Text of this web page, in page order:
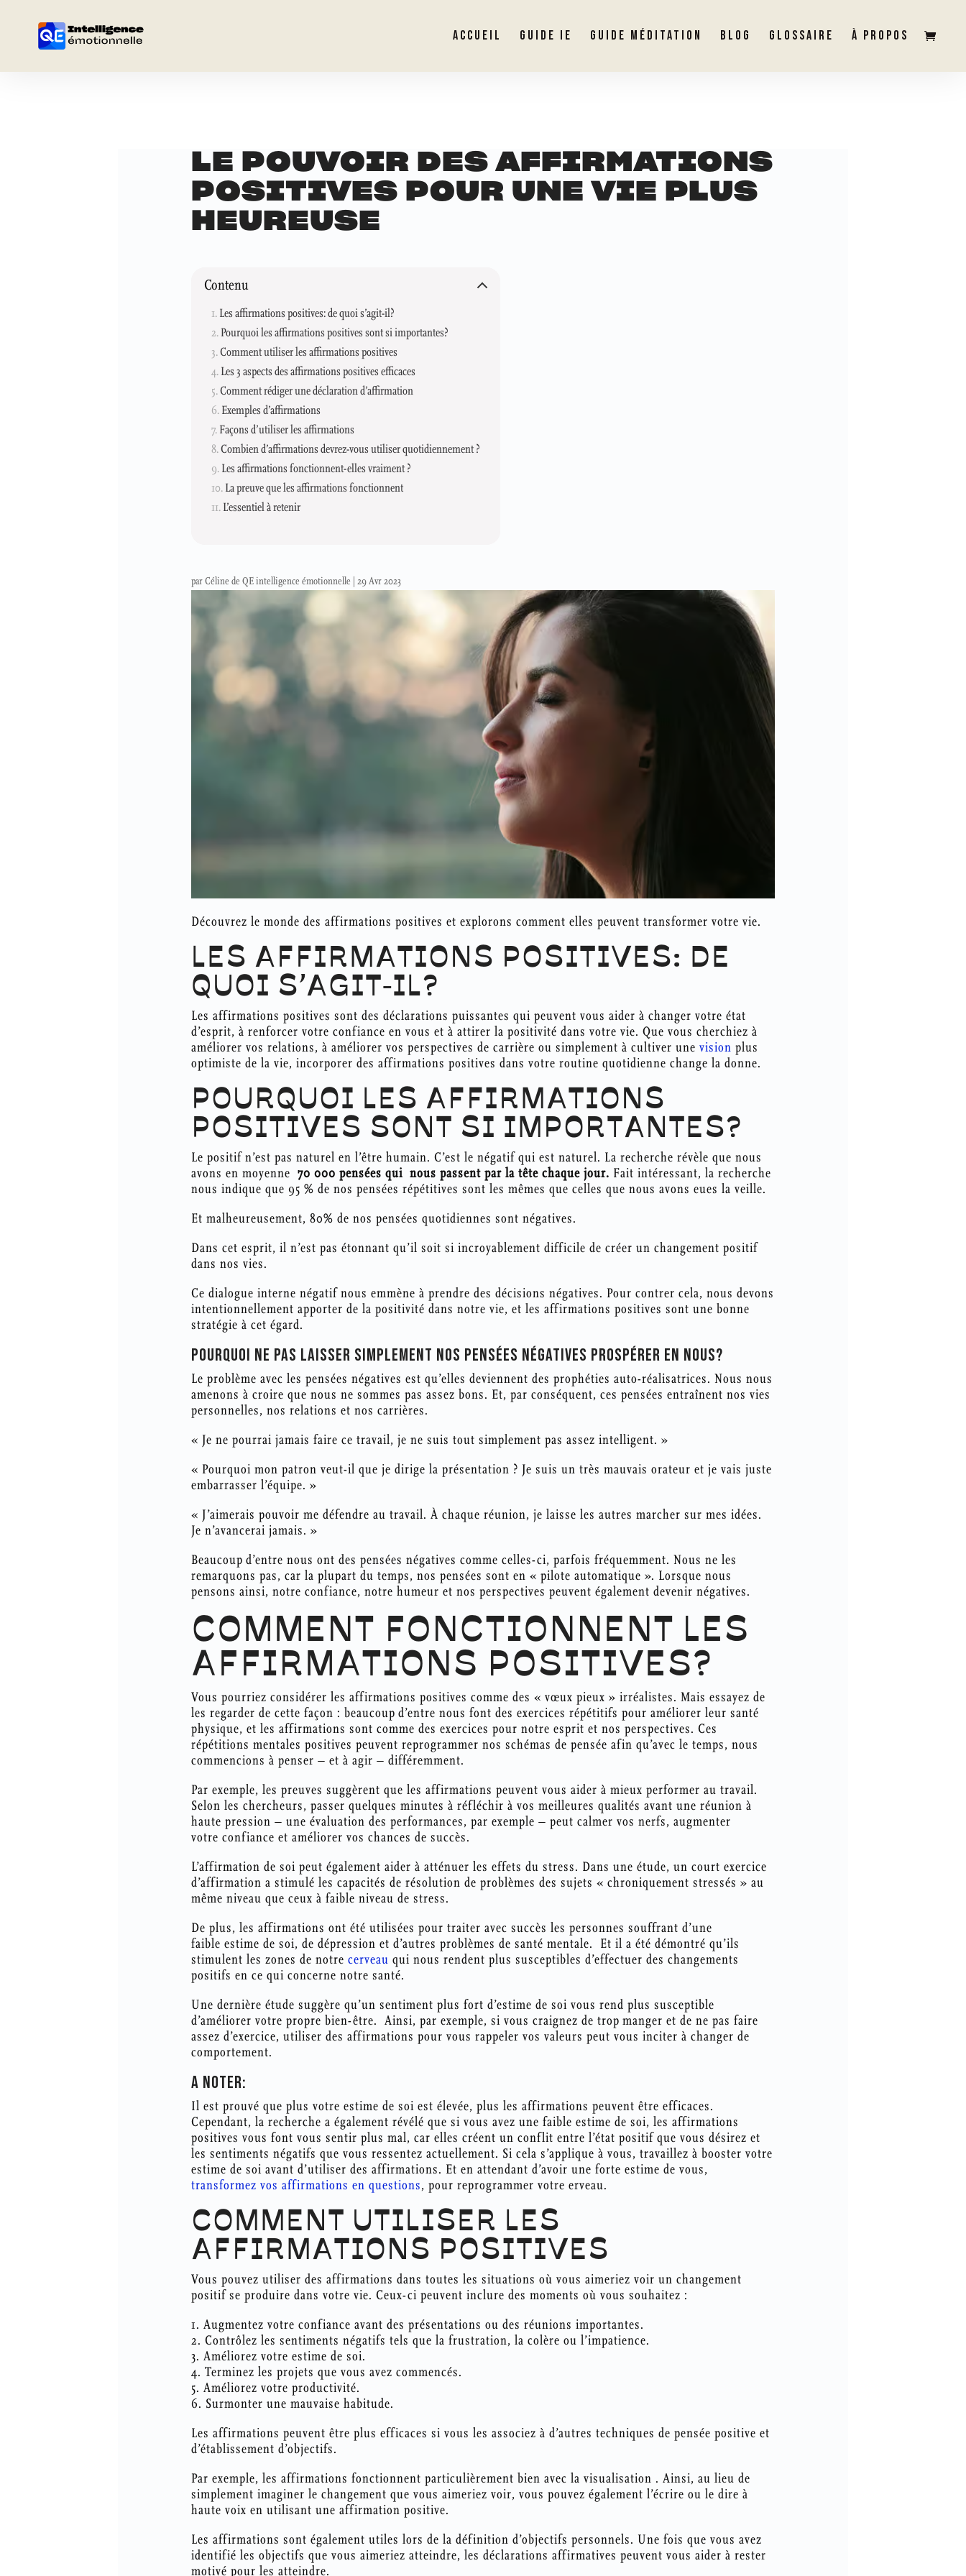
ACCUEIL GUIDE IE GUIDE MÉDITATION BLOG GLOSSAIRE À PROPOS
LE POUVOIR DES AFFIRMATIONS
POSITIVES POUR UNE VIE PLUS
HEUREUSE
Contenu
Les affirmations positives: de quoi s’agit-il?
Pourquoi les affirmations positives sont si importantes?
Comment utiliser les affirmations positives
Les 3 aspects des affirmations positives efficaces
Comment rédiger une déclaration d’affirmation
Exemples d’affirmations
Façons d’utiliser les affirmations
Combien d’affirmations devrez-vous utiliser quotidiennement ?
Les affirmations fonctionnent-elles vraiment ?
La preuve que les affirmations fonctionnent
L’essentiel à retenir
parCéline de QE intelligence émotionnelle 29 Avr 2023
Découvrez le monde des affirmations positives et explorons comment elles peuvent transformer votre vie.
LES AFFIRMATIONS POSITIVES: DE
QUOI S’AGIT-IL?
Les affirmations positives sont des déclarations puissantes qui peuvent vous aider à changer votre état
d’esprit, à renforcer votre confiance en vous et à attirer la positivité dans votre vie. Que vous cherchiez à
améliorer vos relations, à améliorer vos perspectives de carrière ou simplement à cultiver une vision plus
optimiste de la vie, incorporer des affirmations positives dans votre routine quotidienne change la donne.
POURQUOI LES AFFIRMATIONS
POSITIVES SONT SI IMPORTANTES?
Le positif n’est pas naturel en l’être humain. C’est le négatif qui est naturel. La recherche révèle que nous
avons en moyenne 70 000 pensées qui nous passent par la tête chaque jour. Fait intéressant, la recherche
nous indique que 95 % de nos pensées répétitives sont les mêmes que celles que nous avons eues la veille.
Et malheureusement, 80% de nos pensées quotidiennes sont négatives.
Dans cet esprit, il n’est pas étonnant qu’il soit si incroyablement difficile de créer un changement positif
dans nos vies.
Ce dialogue interne négatif nous emmène à prendre des décisions négatives. Pour contrer cela, nous devons
intentionnellement apporter de la positivité dans notre vie, et les affirmations positives sont une bonne
stratégie à cet égard.
POURQUOI NE PAS LAISSER SIMPLEMENT NOS PENSÉES NÉGATIVES PROSPÉRER EN NOUS?
Le problème avec les pensées négatives est qu’elles deviennent des prophéties auto-réalisatrices. Nous nous
amenons à croire que nous ne sommes pas assez bons. Et, par conséquent, ces pensées entraînent nos vies
personnelles, nos relations et nos carrières.
« Je ne pourrai jamais faire ce travail, je ne suis tout simplement pas assez intelligent. »
« Pourquoi mon patron veut-il que je dirige la présentation ? Je suis un très mauvais orateur et je vais juste
embarrasser l’équipe. »
« J’aimerais pouvoir me défendre au travail. À chaque réunion, je laisse les autres marcher sur mes idées.
Je n’avancerai jamais. »
Beaucoup d’entre nous ont des pensées négatives comme celles-ci, parfois fréquemment. Nous ne les
remarquons pas, car la plupart du temps, nos pensées sont en « pilote automatique ». Lorsque nous
pensons ainsi, notre confiance, notre humeur et nos perspectives peuvent également devenir négatives.
COMMENT FONCTIONNENT LES
AFFIRMATIONS POSITIVES?
Vous pourriez considérer les affirmations positives comme des « vœux pieux » irréalistes. Mais essayez de
les regarder de cette façon : beaucoup d’entre nous font des exercices répétitifs pour améliorer leur santé
physique, et les affirmations sont comme des exercices pour notre esprit et nos perspectives. Ces
répétitions mentales positives peuvent reprogrammer nos schémas de pensée afin qu’avec le temps, nous
commencions à penser – et à agir – différemment.
Par exemple, les preuves suggèrent que les affirmations peuvent vous aider à mieux performer au travail.
Selon les chercheurs, passer quelques minutes à réfléchir à vos meilleures qualités avant une réunion à
haute pression – une évaluation des performances, par exemple – peut calmer vos nerfs, augmenter
votre confiance et améliorer vos chances de succès.
L’affirmation de soi peut également aider à atténuer les effets du stress. Dans une étude, un court exercice
d’affirmation a stimulé les capacités de résolution de problèmes des sujets « chroniquement stressés » au
même niveau que ceux à faible niveau de stress.
De plus, les affirmations ont été utilisées pour traiter avec succès les personnes souffrant d’une
faible estime de soi, de dépression et d’autres problèmes de santé mentale. Et il a été démontré qu’ils
stimulent les zones de notre cerveau qui nous rendent plus susceptibles d’effectuer des changements
positifs en ce qui concerne notre santé.
Une dernière étude suggère qu’un sentiment plus fort d’estime de soi vous rend plus susceptible
d’améliorer votre propre bien-être. Ainsi, par exemple, si vous craignez de trop manger et de ne pas faire
assez d’exercice, utiliser des affirmations pour vous rappeler vos valeurs peut vous inciter à changer de
comportement.
A NOTER:
Il est prouvé que plus votre estime de soi est élevée, plus les affirmations peuvent être efficaces.
Cependant, la recherche a également révélé que si vous avez une faible estime de soi, les affirmations
positives vous font vous sentir plus mal, car elles créent un conflit entre l’état positif que vous désirez et
les sentiments négatifs que vous ressentez actuellement. Si cela s’applique à vous, travaillez à booster votre
estime de soi avant d’utiliser des affirmations. Et en attendant d’avoir une forte estime de vous,
transformez vos affirmations en questions, pour reprogrammer votre erveau.
COMMENT UTILISER LES
AFFIRMATIONS POSITIVES
Vous pouvez utiliser des affirmations dans toutes les situations où vous aimeriez voir un changement
positif se produire dans votre vie. Ceux-ci peuvent inclure des moments où vous souhaitez :
1. Augmentez votre confiance avant des présentations ou des réunions importantes.
2. Contrôlez les sentiments négatifs tels que la frustration, la colère ou l’impatience.
3. Améliorez votre estime de soi.
4. Terminez les projets que vous avez commencés.
5. Améliorez votre productivité.
6. Surmonter une mauvaise habitude.
Les affirmations peuvent être plus efficaces si vous les associez à d’autres techniques de pensée positive et
d’établissement d’objectifs.
Par exemple, les affirmations fonctionnent particulièrement bien avec la visualisation . Ainsi, au lieu de
simplement imaginer le changement que vous aimeriez voir, vous pouvez également l’écrire ou le dire à
haute voix en utilisant une affirmation positive.
Les affirmations sont également utiles lors de la définition d’objectifs personnels. Une fois que vous avez
identifié les objectifs que vous aimeriez atteindre, les déclarations affirmatives peuvent vous aider à rester
motivé pour les atteindre.